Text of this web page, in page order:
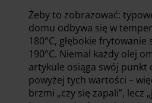
Żeby to zobrazować:
domu odbywa się w
180°C, głębokie frytowanie
190°C. Niemal każdy olej
artykule osiąga swój punkt
powyżej tych wartości –
brzmi „czy się zapali”, lecz